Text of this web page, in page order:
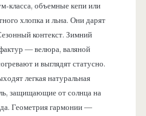
класса, объемные кепи или
хлопка и льна. Они дарят
контекст. Зимний
— велюра, валяной
и выглядят статусно.
легкая натуральная
защищающие от солнца на
Геометрия гармонии —